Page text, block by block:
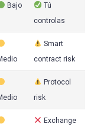
Bajo
Tú
controlas
Smart
contract risk
Protocol
risk
Exchange